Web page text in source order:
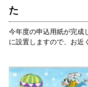
た
今年度の申込用紙が完成
に設置しますので、お近